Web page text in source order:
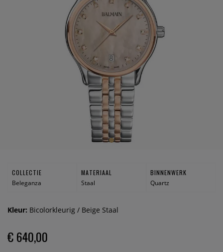
COLLECTIE
Beleganza
MATERIAAL
Staal
BINNENWERK
Quartz
Kleur: Bicolorkleurig / Beige Staal
€ 640,00